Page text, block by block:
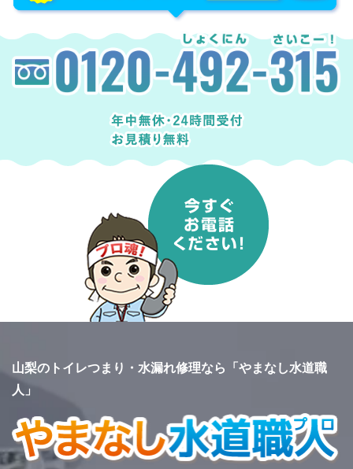
山梨のトイレつまり・水漏れ修理なら「やまなし水道職
人」